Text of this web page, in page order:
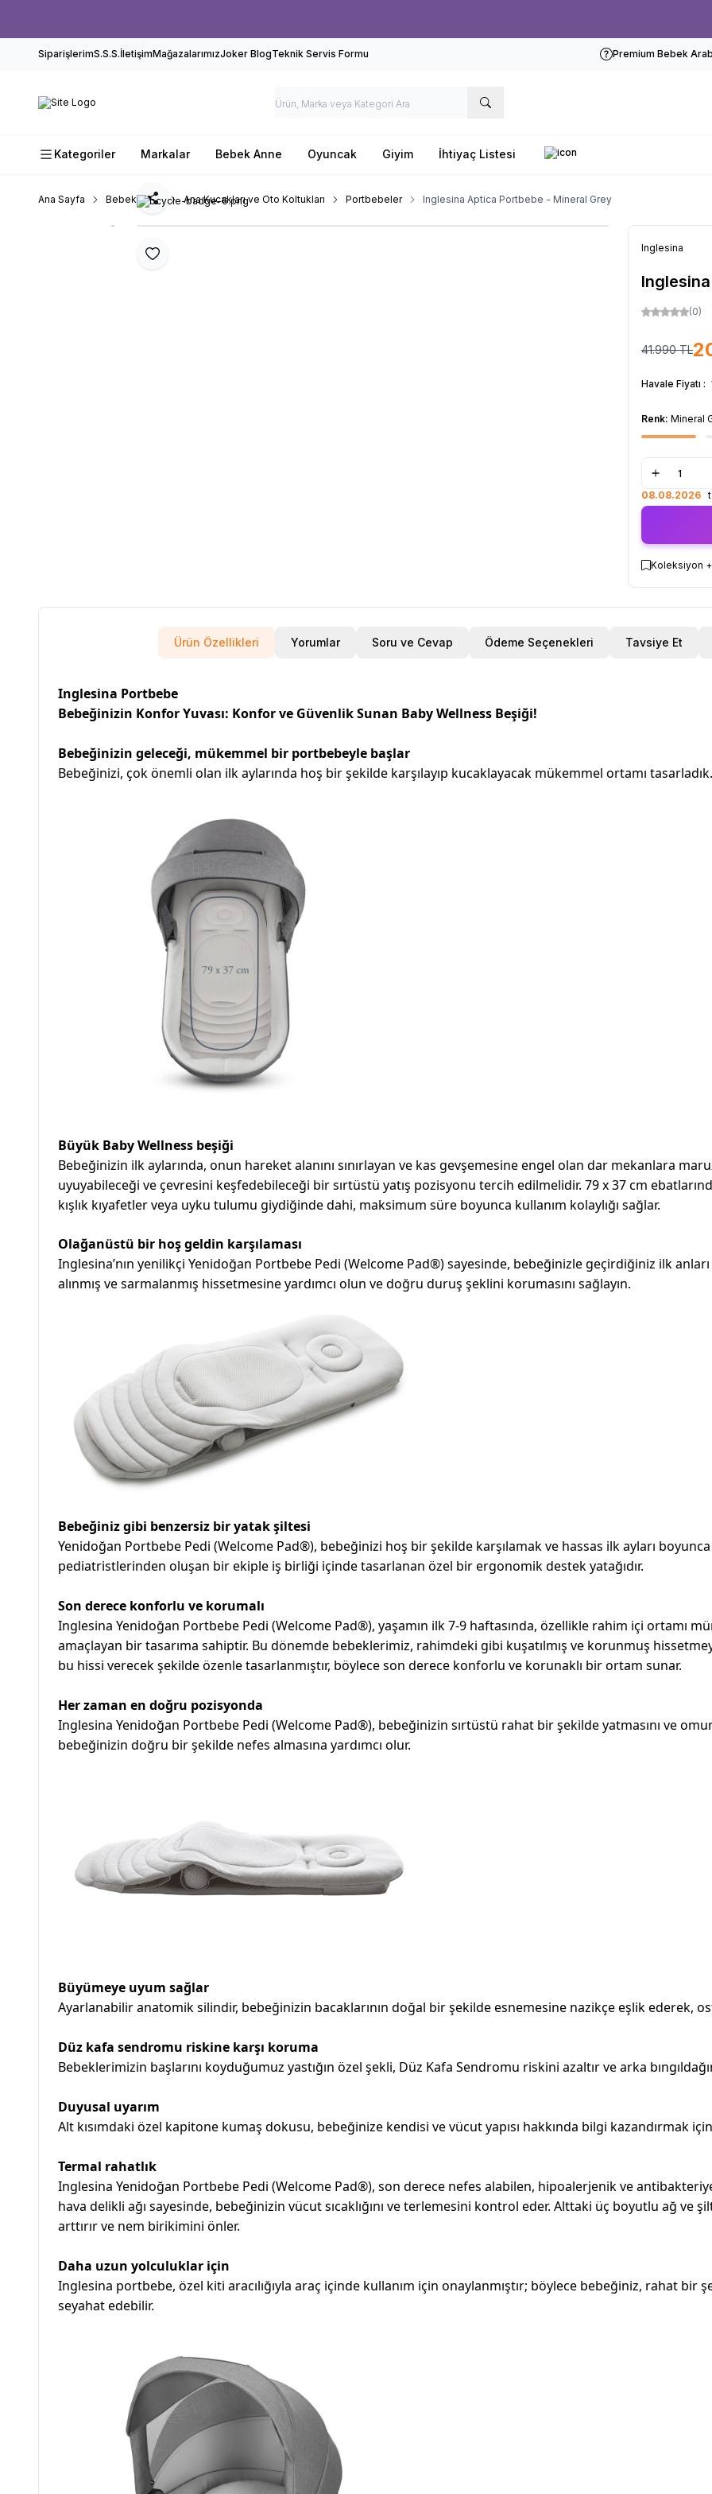
SiparişlerimS.S.S.İletişimMağazalarımızJoker BlogTeknik Servis Formu Premium Bebek
Kategoriler Markalar Bebek Anne Oyuncak Giyim İhtiyaç Listesi
Ana Sayfa Bebek Anne Ana Kucakları ve Oto Koltukları Portbebeler Inglesina Aptica Portbebe - Mineral Grey
Favoriye Ekle
Paylaş
Inglesina
(0)
41.990TL
Havale Fiyatı :
Renk: Mineral
08.08.2026
Koleksiyon +
Ürün Özellikleri Yorumlar Soru ve Cevap Ödeme Seçenekleri Tavsiye Et
Inglesina Portbebe
Bebeğinizin Konfor Yuvası: Konfor ve Güvenlik Sunan Baby Wellness Beşiği!
Bebeğinizin geleceği, mükemmel bir portbebeyle başlar
Bebeğinizi, çok önemli olan ilk aylarında hoş bir şekilde karşılayıp kucaklayacak mükemmel ortamı tasarladık.
Büyük Baby Wellness beşiği
Bebeğinizin ilk aylarında, onun hareket alanını sınırlayan ve kas gevşemesine engel olan dar mekanlara
uyuyabileceği ve çevresini keşfedebileceği bir sırtüstü yatış pozisyonu tercih edilmelidir. 79 x 37 cm
kışlık kıyafetler veya uyku tulumu giydiğinde dahi, maksimum süre boyunca kullanım kolaylığı sağlar.
Olağanüstü bir hoş geldin karşılaması
Inglesina’nın yenilikçi Yenidoğan Portbebe Pedi (Welcome Pad®) sayesinde, bebeğinizle geçirdiğiniz ilk
alınmış ve sarmalanmış hissetmesine yardımcı olun ve doğru duruş şeklini korumasını sağlayın.
Bebeğiniz gibi benzersiz bir yatak şiltesi
Yenidoğan Portbebe Pedi (Welcome Pad®), bebeğinizi hoş bir şekilde karşılamak ve hassas ilk ayları
pediatristlerinden oluşan bir ekiple iş birliği içinde tasarlanan özel bir ergonomik destek yatağıdır.
Son derece konforlu ve korumalı
Inglesina Yenidoğan Portbebe Pedi (Welcome Pad®), yaşamın ilk 7-9 haftasında, özellikle rahim içi ortamı
amaçlayan bir tasarıma sahiptir. Bu dönemde bebeklerimiz, rahimdeki gibi kuşatılmış ve korunmuş
bu hissi verecek şekilde özenle tasarlanmıştır, böylece son derece konforlu ve korunaklı bir ortam sunar.
Her zaman en doğru pozisyonda
Inglesina Yenidoğan Portbebe Pedi (Welcome Pad®), bebeğinizin sırtüstü rahat bir şekilde yatmasını ve
bebeğinizin doğru bir şekilde nefes almasına yardımcı olur.
Büyümeye uyum sağlar
Ayarlanabilir anatomik silindir, bebeğinizin bacaklarının doğal bir şekilde esnemesine nazikçe eşlik ederek,
Düz kafa sendromu riskine karşı koruma
Bebeklerimizin başlarını koyduğumuz yastığın özel şekli, Düz Kafa Sendromu riskini azaltır ve arka
Duyusal uyarım
Alt kısımdaki özel kapitone kumaş dokusu, bebeğinize kendisi ve vücut yapısı hakkında bilgi kazandırmak
Termal rahatlık
Inglesina Yenidoğan Portbebe Pedi (Welcome Pad®), son derece nefes alabilen, hipoalerjenik ve
hava delikli ağı sayesinde, bebeğinizin vücut sıcaklığını ve terlemesini kontrol eder. Alttaki üç boyutlu ağ ve
arttırır ve nem birikimini önler.
Daha uzun yolculuklar için
Inglesina portbebe, özel kiti aracılığıyla araç içinde kullanım için onaylanmıştır; böylece bebeğiniz, rahat
seyahat edebilir.